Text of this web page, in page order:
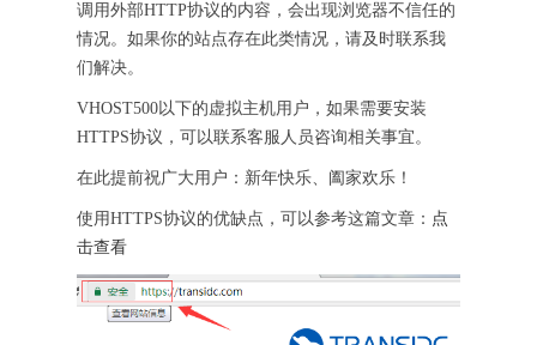
调用外部HTTP协议的内容，会出现浏览器不信任的
情况。如果你的站点存在此类情况，请及时联系我
们解决。
VHOST500以下的虚拟主机用户，如果需要安装
HTTPS协议，可以联系客服人员咨询相关事宜。
在此提前祝广大用户：新年快乐、阖家欢乐！
使用HTTPS协议的优缺点，可以参考这篇文章： 点
击查看